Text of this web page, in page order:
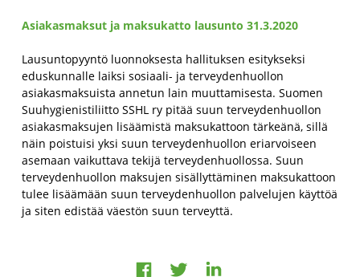
Asiakasmaksut ja maksukatto lausunto 31.3.2020
Lausuntopyyntö luonnoksesta hallituksen esitykseksi
eduskunnalle laiksi sosiaali- ja terveydenhuollon
asiakasmaksuista annetun lain muuttamisesta. Suomen
Suuhygienistiliitto SSHL ry pitää suun terveydenhuollon
asiakasmaksujen lisäämistä maksukattoon tärkeänä, sillä
näin poistuisi yksi suun terveydenhuollon eriarvoiseen
asemaan vaikuttava tekijä terveydenhuollossa. Suun
terveydenhuollon maksujen sisällyttäminen maksukattoon
tulee lisäämään suun terveydenhuollon palvelujen käyttöä
ja siten edistää väestön suun terveyttä.
Jaa
Jaa